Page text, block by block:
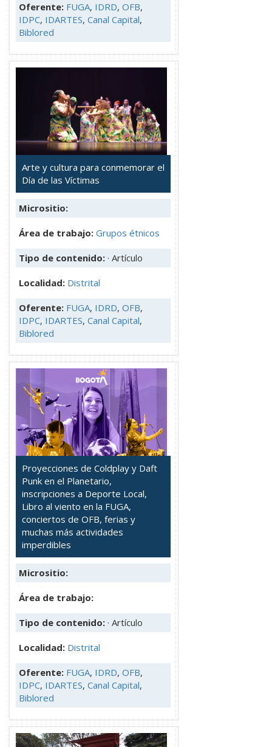
Oferente: FUGA, IDRD, OFB,
IDPC, IDARTES, Canal Capital,
Biblored
Arte y cultura para conmemorar el
Día de las Víctimas
Micrositio:
Área de trabajo: Grupos étnicos
Tipo de contenido: · Artículo
Localidad: Distrital
Oferente: FUGA, IDRD, OFB,
IDPC, IDARTES, Canal Capital,
Biblored
Proyecciones de Coldplay y Daft
Punk en el Planetario,
inscripciones a Deporte Local,
Libro al viento en la FUGA,
conciertos de OFB, ferias y
muchas más actividades
imperdibles
Micrositio:
Área de trabajo:
Tipo de contenido: · Artículo
Localidad: Distrital
Oferente: FUGA, IDRD, OFB,
IDPC, IDARTES, Canal Capital,
Biblored